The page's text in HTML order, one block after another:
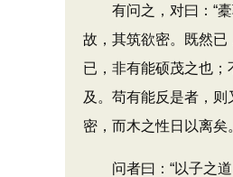
有问之，对曰：“橐
故，其筑欲密。既然
已，非有能硕茂之也
及。苟有能反是者，
密，而木之性日以离
问者曰：“以子之道